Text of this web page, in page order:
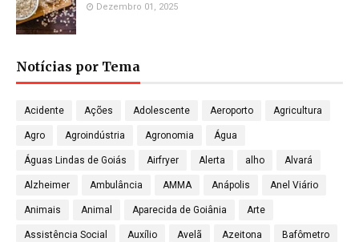
Dezembro 01, 2025
Notícias por Tema
Acidente Ações Adolescente Aeroporto Agricultura
Agro Agroindústria Agronomia Água
Águas Lindas de Goiás Airfryer Alerta alho Alvará
Alzheimer Ambulância AMMA Anápolis Anel Viário
Animais Animal Aparecida de Goiânia Arte
Assistência Social Auxílio Avelã Azeitona Bafômetro